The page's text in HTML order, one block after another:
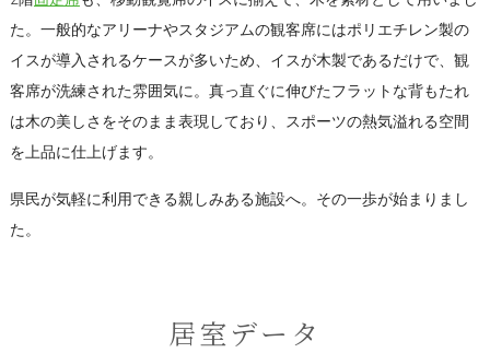
た。一般的なアリーナやスタジアムの観客席にはポリエチレン製の
イスが導入されるケースが多いため、イスが木製であるだけで、観
客席が洗練された雰囲気に。真っ直ぐに伸びたフラットな背もたれ
は木の美しさをそのまま表現しており、スポーツの熱気溢れる空間
を上品に仕上げます。
県民が気軽に利用できる親しみある施設へ。その一歩が始まりまし
た。
居室データ